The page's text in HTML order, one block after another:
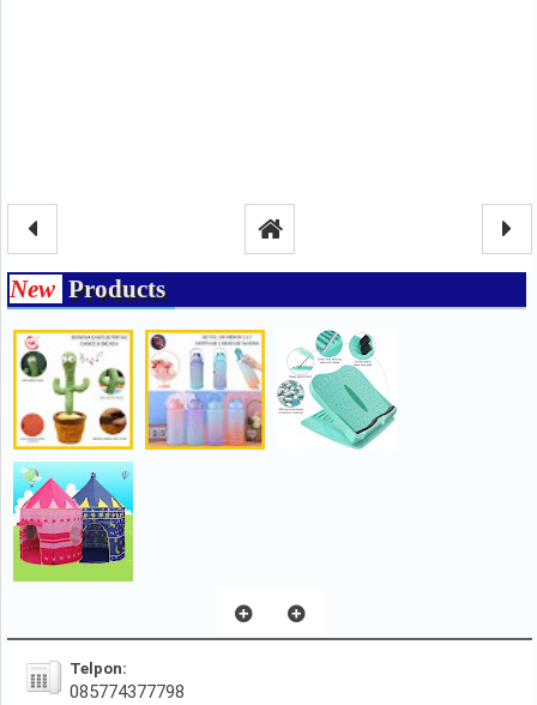
New Products
Telpon:
085774377798